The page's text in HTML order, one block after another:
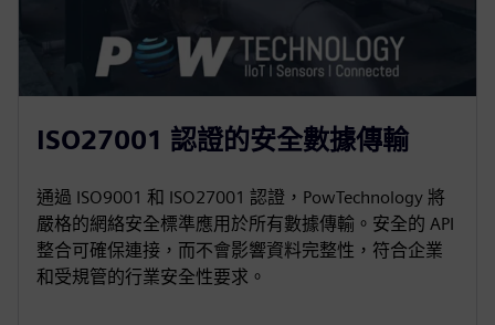
ISO27001 認證的安全數據傳輸
通過 ISO9001 和 ISO27001 認證，PowTechnology 將
嚴格的網絡安全標準應用於所有數據傳輸。安全的 API
整合可確保連接，而不會影響資料完整性，符合企業
和受規管的行業安全性要求。